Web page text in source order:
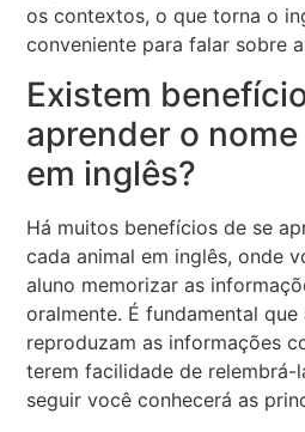
os contextos, o que torna o
conveniente para falar sobre
Existem
aprender o
em inglês?
Há muitos benefícios de se
cada animal em inglês, onde
aluno memorizar as
oralmente. É fundamental que
reproduzam as informações
terem facilidade de relembrá-
seguir você conhecerá as